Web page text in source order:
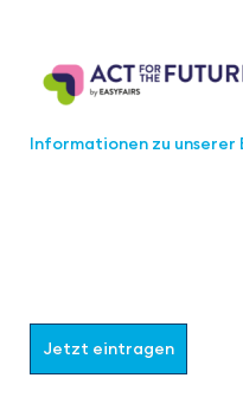
Informationen zu unserer
Jetzt eintragen